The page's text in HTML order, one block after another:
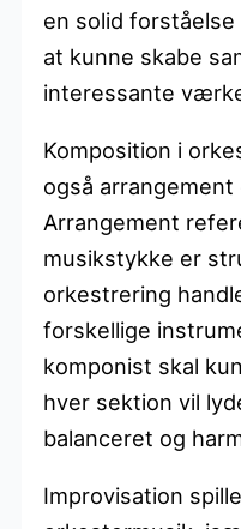
en solid
at kunne skabe
interessante
Komposition i
også
Arrangement
musikstykke er
orkestrering
forskellige
komponist skal
hver sektion vil
balanceret og
Improvisation